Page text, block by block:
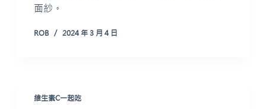
面紗。
ROB 2024 年 3 月 4 日
維生素C一起吃